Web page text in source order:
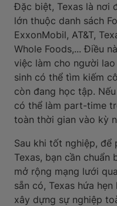
Đặc biệt, Texas là nơi
lớn thuộc danh sách
ExxonMobil, AT&T,
Whole Foods,... Điều
việc làm cho người
sinh có thể tìm kiếm
còn đang học tập.
có thể làm part-time
toàn thời gian vào kỳ
Sau khi tốt nghiệp, để
Texas, bạn cần chuẩn
mở rộng mạng lưới
sẵn có, Texas hứa
xây dựng sự nghiệp